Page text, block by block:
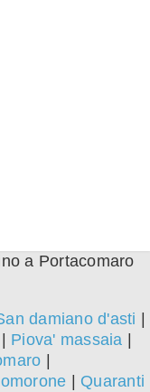
a Portacomaro
damiano d'asti
Piova' massaia
Quaranti